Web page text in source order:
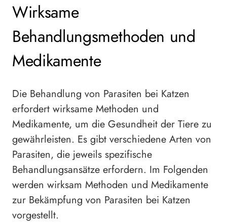
Wirksame
Behandlungsmethoden und
Medikamente
Die Behandlung von Parasiten bei Katzen
erfordert wirksame Methoden und
Medikamente, um die Gesundheit der Tiere zu
gewährleisten. Es gibt verschiedene Arten von
Parasiten, die jeweils spezifische
Behandlungsansätze erfordern. Im Folgenden
werden wirksam Methoden und Medikamente
zur Bekämpfung von Parasiten bei Katzen
vorgestellt.